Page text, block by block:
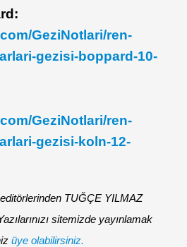
GeziNotlari/ren-
gezisi-boppard-10-
GeziNotlari/ren-
gezisi-koln-12-
TUĞÇE YILMAZ
sitemizde yayınlamak
üye olabilirsiniz.